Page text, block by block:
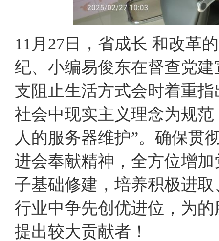
11月27日，省成长 和改革
纪、小编易俊东在督查党
支阻止生活方式会时着重
社会中现实主义理念为规
人的服务器维护”。确保贯
进会奉献精神，全方位增
子基础修建，培养积极进
行业中争先创优进位，为
提出较大贡献者！